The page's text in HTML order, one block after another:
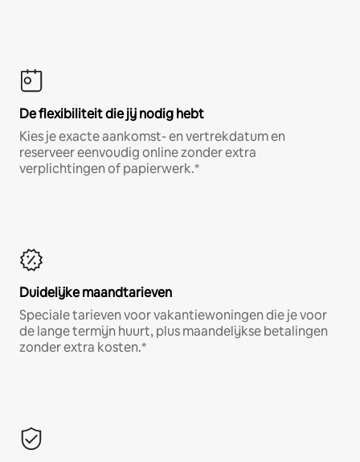
De flexibiliteit die jij nodig hebt
Kies je exacte aankomst- en vertrekdatum en
reserveer eenvoudig online zonder extra
verplichtingen of papierwerk.*
Duidelijke maandtarieven
Speciale tarieven voor vakantiewoningen die je voor
de lange termijn huurt, plus maandelijkse betalingen
zonder extra kosten.*